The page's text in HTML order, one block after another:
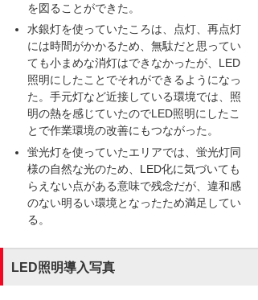
を図ることができた。
水銀灯を使っていたころは、点灯、再点灯
には時間がかかるため、無駄だと思ってい
ても小まめな消灯はできなかったが、LED
照明にしたことでそれができるようになっ
た。手元灯など近接している環境では、照
明の熱を感じていたのでLED照明にしたこ
とで作業環境の改善にもつながった。
蛍光灯を使っていたエリアでは、蛍光灯同
様の自然な光のため、LED化に気づいても
らえない点がある意味で残念だが、違和感
のない明るい環境となったため満足してい
る。
LED照明導入写真